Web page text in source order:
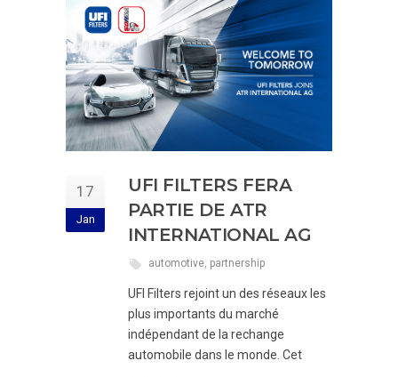
17
Jan
UFI FILTERS FERA
PARTIE DE ATR
INTERNATIONAL AG
automotive, partnership
UFI Filters rejoint un des réseaux les
plus importants du marché
indépendant de la rechange
automobile dans le monde. Cet